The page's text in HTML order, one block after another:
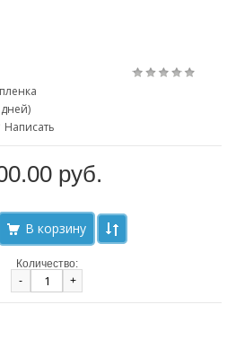
Написать
руб.
Количество:
-
+